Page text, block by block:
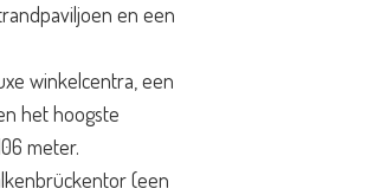
en een
winkelcentra, een
het hoogste
meter.
(een